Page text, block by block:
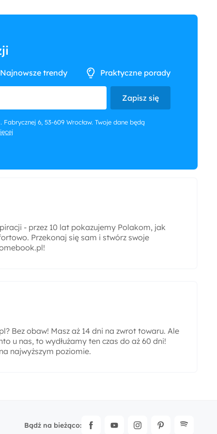
Najnowsze trendy Praktyczne porady
Zapisz się
6, 53-609 Wrocław. Twoje dane będą
- przez 10 lat pokazujemy Polakom, jak
Przekonaj się sam i stwórz swoje
Bez obaw! Masz aż 14 dni na zwrot towaru. Ale
u nas, to wydłużamy ten czas do aż 60 dni!
najwyższym poziomie.
Bądź na bieżąco: